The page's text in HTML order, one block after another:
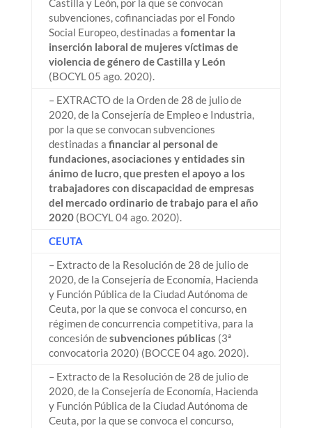
Castilla y León, por la que se convocan
subvenciones, cofinanciadas por el Fondo
Social Europeo, destinadas a fomentar la
inserción laboral de mujeres víctimas de
violencia de género de Castilla y León
(BOCYL 05 ago. 2020).
– EXTRACTO de la Orden de 28 de julio de
2020, de la Consejería de Empleo e Industria,
por la que se convocan subvenciones
destinadas a financiar al personal de
fundaciones, asociaciones y entidades sin
ánimo de lucro, que presten el apoyo a los
trabajadores con discapacidad de empresas
del mercado ordinario de trabajo para el año
2020(BOCYL 04 ago. 2020).
CEUTA
– Extracto de la Resolución de 28 de julio de
2020, de la Consejería de Economía, Hacienda
y Función Pública de la Ciudad Autónoma de
Ceuta, por la que se convoca el concurso, en
régimen de concurrencia competitiva, para la
concesión desubvenciones públicas (3ª
convocatoria 2020) (BOCCE 04 ago. 2020).
– Extracto de la Resolución de 28 de julio de
2020, de la Consejería de Economía, Hacienda
y Función Pública de la Ciudad Autónoma de
Ceuta, por la que se convoca el concurso,